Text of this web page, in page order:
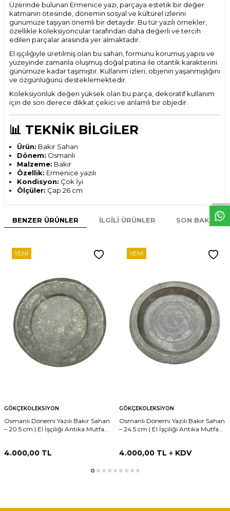
Üzerinde bulunan Ermenice yazı, parçaya estetik bir değer
katmanın ötesinde, dönemin sosyal ve kültürel izlerini
günümüze taşıyan önemli bir detaydır. Bu tür yazılı örnekler,
özellikle koleksiyoncular tarafından daha değerli ve tercih
edilen parçalar arasında yer almaktadır.
El işçiliğiyle üretilmiş olan bu sahan, formunu korumuş yapısı ve
yüzeyinde zamanla oluşmuş doğal patina ile otantik karakterini
günümüze kadar taşımıştır. Kullanım izleri, objenin yaşanmışlığını
ve özgünlüğünü desteklemektedir.
Koleksiyonluk değeri yüksek olan bu parça, dekoratif kullanım
için de son derece dikkat çekici ve anlamlı bir objedir.
📊 TEKNİK BİLGİLER
Ürün: Bakır Sahan
Dönem: Osmanlı
Malzeme: Bakır
Özellik: Ermenice yazılı
Kondisyon: Çok İyi
Ölçüler: Çap 26 cm
BENZER ÜRÜNLER İLGILI ÜRÜNLER SON
YENI
GÖKÇEKOLEKSIYON
Osmanlı Dönemi Yazılı Bakır Sahan
– 20.5 cm | El İşçiliği Antika Mutfak
4.000,00 TL
YENI
GÖKÇEKOLEKSIYON
Osmanlı Dönemi Yazılı Bakır Sahan
– 24.5 cm | El İşçiliği Antika Mutfak
4.000,00TL KDV